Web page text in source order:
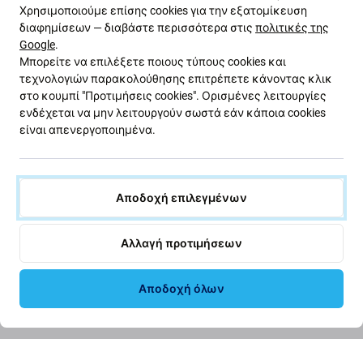
Μειονεκτήματα:
Μικρότερος χώρος προβολής
Ελαφρώς ψηλότερο κάτω άκρο
Δεν είναι δυνατή η εμφάνιση αληθινού μαύρου
Μειωμένη φωτεινότητα
Χαμηλότερη αξιοπιστία
Ευρύτερο πλαίσιο γύρω από την οθόνη
Δεν υποστηρίζει το Allways on display*
Υψηλότερη κατανάλωση μπαταρίας σε σύγκριση
με το Aftermarket PRO και την αρχική οθόνη*
Πιο παχύ πάνελ οθόνης σε σύγκριση με το
Χρησιμοποιούμε επίσης cookies για την εξατομίκευση
διαφημίσεων — διαβάστε περισσότερα στις πολιτικές της
Google.
Μπορείτε να επιλέξετε ποιους τύπους cookies και
τεχνολογιών παρακολούθησης επιτρέπετε κάνοντας κλικ
στο κουμπί "Προτιμήσεις cookies". Ορισμένες λειτουργίες
ενδέχεται να μην λειτουργούν σωστά εάν κάποια cookies
είναι απενεργοποιημένα.
Αποδοχή επιλεγμένων
Αλλαγή προτιμήσεων
Αποδοχή όλων